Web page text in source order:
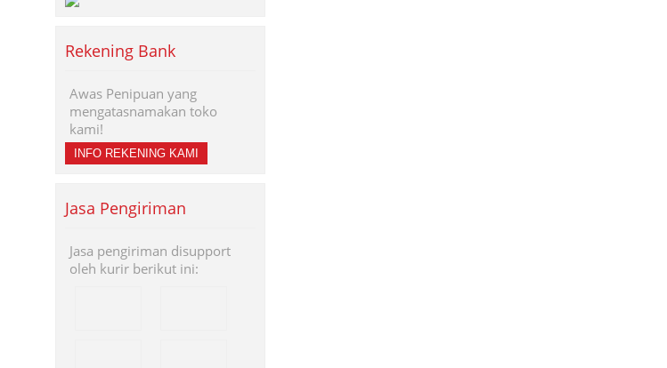
Rekening Bank
Awas Penipuan yang
mengatasnamakan toko
kami!
INFO REKENING KAMI
Jasa Pengiriman
Jasa pengiriman disupport
oleh kurir berikut ini: